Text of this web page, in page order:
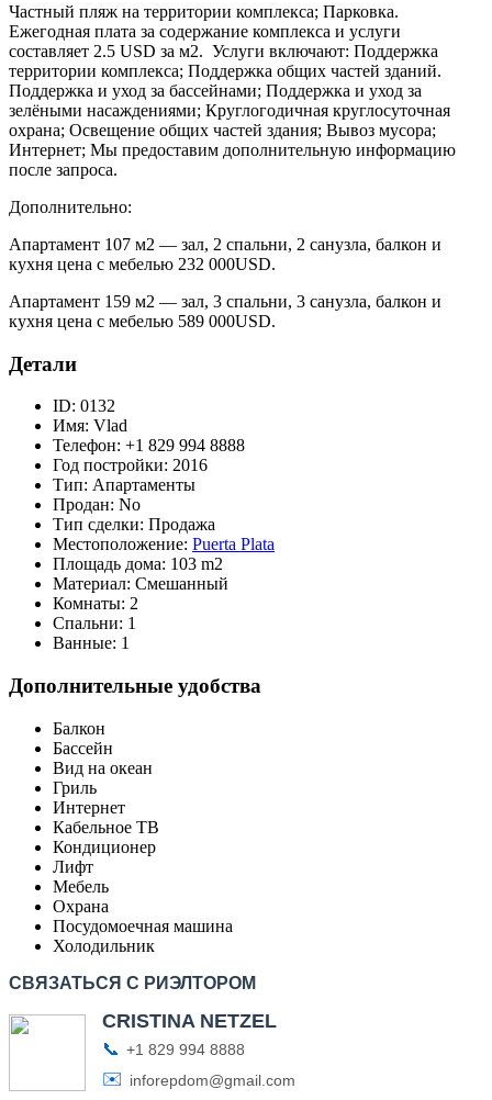
Частный пляж на территории комплекса; Парковка.
Ежегодная плата за содержание комплекса и услуги
составляет 2.5 USD за м2. Услуги включают: Поддержка
территории комплекса; Поддержка общих частей зданий.
Поддержка и уход за бассейнами; Поддержка и уход за
зелёными насаждениями; Круглогодичная круглосуточная
охрана; Освещение общих частей здания; Вывоз мусора;
Интернет; Мы предоставим дополнительную информацию
после запроса.
Дополнительно:
Апартамент 107 м2 — зал, 2 спальни, 2 санузла, балкон и
кухня цена с мебелью 232 000USD.
Апартамент 159 м2 — зал, 3 спальни, 3 санузла, балкон и
кухня цена с мебелью 589 000USD.
Детали
ID: 0132
Имя: Vlad
Телефон: +1 829 994 8888
Год постройки: 2016
Тип: Апартаменты
Продан: No
Тип сделки: Продажа
Местоположение: Puerta Plata
Площадь дома: 103 m2
Материал: Смешанный
Комнаты: 2
Спальни: 1
Ванные: 1
Дополнительные удобства
Балкон
Бассейн
Вид на океан
Гриль
Интернет
Кабельное ТВ
Кондиционер
Лифт
Мебель
Охрана
Посудомоечная машина
Холодильник
СВЯЗАТЬСЯ С РИЭЛТОРОМ
CRISTINA NETZEL
📞 +1 829 994 8888
✉️ inforepdom@gmail.com